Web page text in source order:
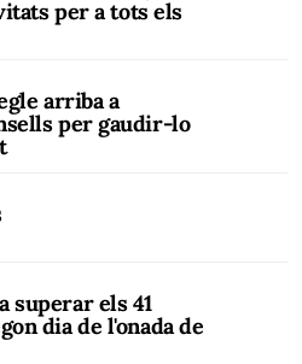
per a tots els
arriba a
per gaudir-lo
superar els 41
dia de l'onada de